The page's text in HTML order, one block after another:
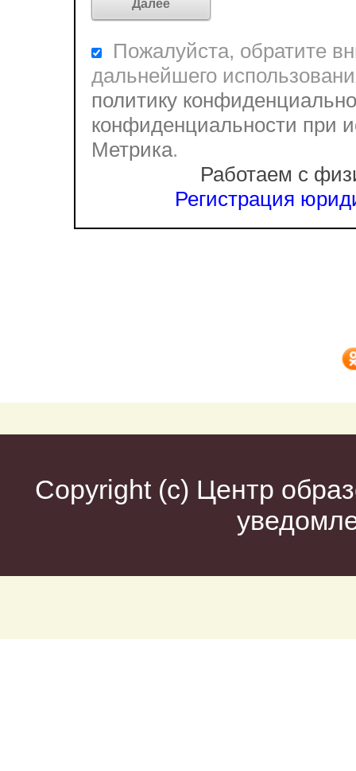
Пожалуйста, обратите
дальнейшего
политику
конфиденциальности при
Метрика.
Работаем с
Регистрация
Copyright (c) Центр